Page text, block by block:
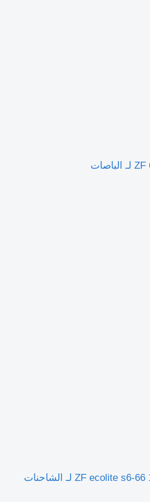
علبة السرعات ZF ecolite s6-66 1311050021 لـ الشاحنات